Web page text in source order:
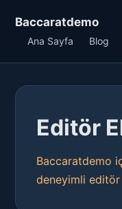
Baccaratdemo
Ana Sayfa Blog
Editör
Baccaratdemo
deneyimli